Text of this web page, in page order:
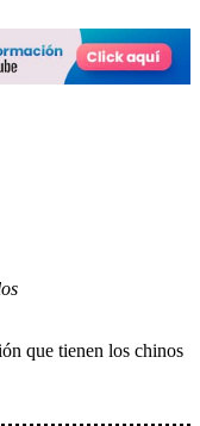
que tienen los chinos